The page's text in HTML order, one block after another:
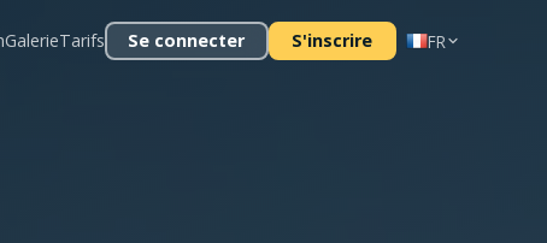
GalerieTarifs Se connecter S'inscrire FR